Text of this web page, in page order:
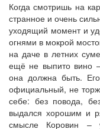
Когда смотришь на
странное и очень
уходящий момент и
огнями в мокрой
на даче в летних
ещё не выпито вино
она должна быть.
официальный, не
себе: без повода,
выдался хорошим и
смысле Коровин –